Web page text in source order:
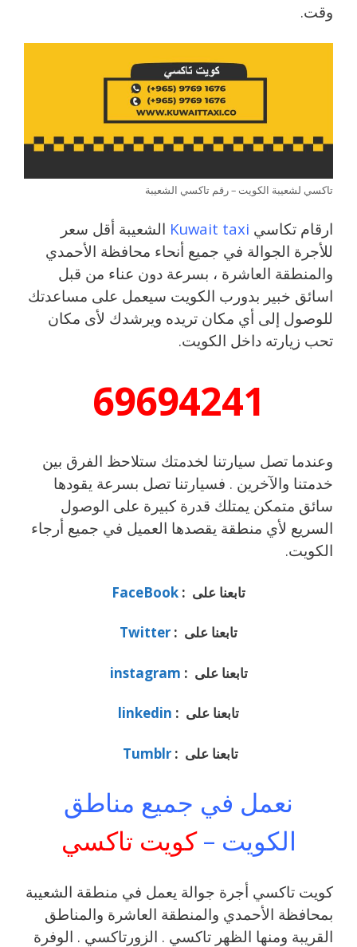
وقت.
تاكسي لشعيبة الكويت – رقم تاكسي الشعيبة
ارقام تكاسي Kuwait taxi الشعيبة أقل سعر
للأجرة الجوالة في جميع أنحاء محافظة الأحمدي
والمنطقة العاشرة ، بسرعة دون عناء من قبل
اسائق خبير بدورب الكويت سيعمل على مساعدتك
للوصول إلى أي مكان تريده ويرشدك لأى مكان
تحب زيارته داخل الكويت.
69694241
وعندما تصل سيارتنا لخدمتك ستلاحظ الفرق بين
خدمتنا والآخرين . فسيارتنا تصل بسرعة يقودها
سائق متمكن يمتلك قدرة كبيرة على الوصول
السريع لأي منطقة يقصدها العميل في جميع أرجاء
الكويت.
تابعنا على : FaceBook
تابعنا على : Twitter
تابعنا على : instagram
تابعنا على : linkedin
تابعنا على :Tumblr
نعمل في جميع مناطق
الكويت – كويت تاكسي
كويت تاكسي أجرة جوالة يعمل في منطقة الشعيبة
بمحافظة الأحمدي والمنطقة العاشرة والمناطق
القريبة ‎ومنها الظهر تاكسي . الزورتاكسي . الوفرة